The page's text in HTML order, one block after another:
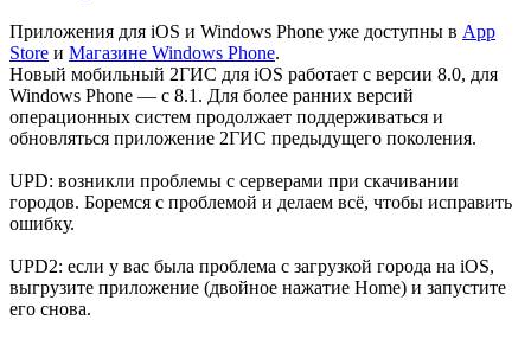
Приложения для iOS и Windows Phone уже доступны в App
Store и Магазине Windows Phone.
Новый мобильный 2ГИС для iOS работает с версии 8.0, для
Windows Phone — c 8.1. Для более ранних версий
операционных систем продолжает поддерживаться и
обновляться приложение 2ГИС предыдущего поколения.
UPD: возникли проблемы с серверами при скачивании
городов. Боремся с проблемой и делаем всё, чтобы исправить
ошибку.
UPD2: если у вас была проблема с загрузкой города на iOS,
выгрузите приложение (двойное нажатие Home) и запустите
его снова.